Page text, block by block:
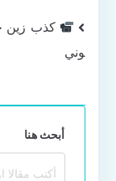
تصفّح
المقالات
كذب زين
وني
أبحث هنا